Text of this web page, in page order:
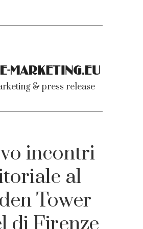
& press release
incontri
al
Tower